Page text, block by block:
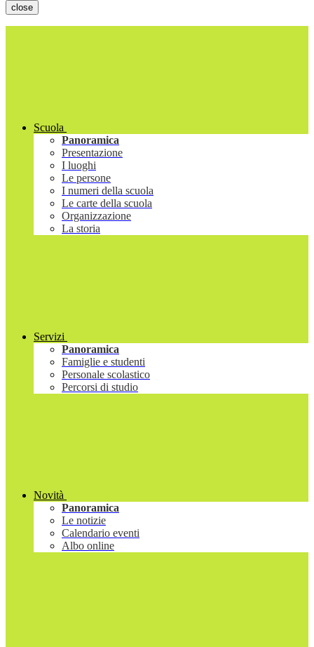
close
Scuola
Panoramica
Presentazione
I luoghi
Le persone
I numeri della scuola
Le carte della scuola
Organizzazione
La storia
Servizi
Panoramica
Famiglie e studenti
Personale scolastico
Percorsi di studio
Novità
Panoramica
Le notizie
Calendario eventi
Albo online